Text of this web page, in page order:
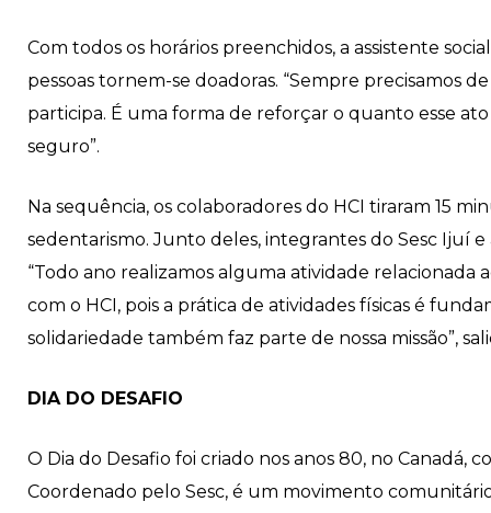
Com todos os horários preenchidos, a assistente
pessoas tornem-se doadoras. “Sempre precisamos
participa. É uma forma de reforçar o quanto esse
seguro”.
Na sequência, os colaboradores do HCI tiraram 15
sedentarismo. Junto deles, integrantes do Sesc Ijuí
“Todo ano realizamos alguma atividade
com o HCI, pois a prática de atividades físicas é
solidariedade também faz parte de nossa missão”,
DIA DO DESAFIO
O Dia do Desafio foi criado nos anos 80, no Canadá,
Coordenado pelo Sesc, é um movimento